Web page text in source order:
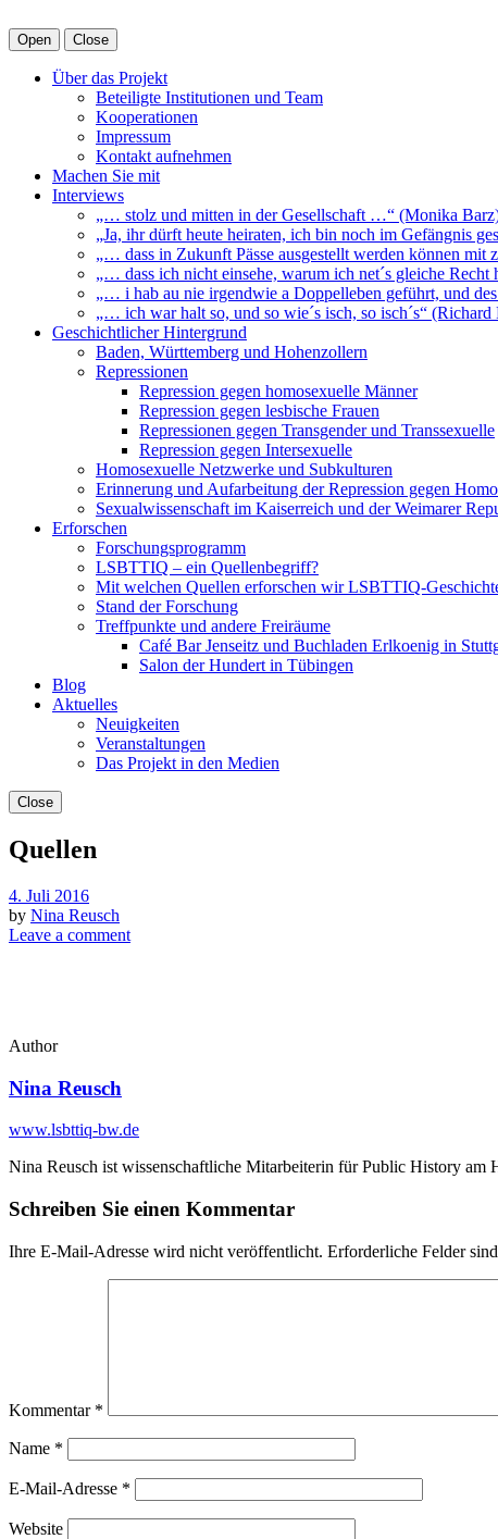
Open Close
Über das Projekt
Beteiligte Institutionen und Team
Kooperationen
Impressum
Kontakt aufnehmen
Machen Sie mit
Interviews
„… stolz und mitten in der Gesellschaft …“ (Monika
„Ja, ihr dürft heute heiraten, ich bin noch im Gefängnis
„… dass in Zukunft Pässe ausgestellt werden können
„… dass ich nicht einsehe, warum ich net´s gleiche Recht
„… i hab au nie irgendwie a Doppelleben geführt, und
„… ich war halt so, und so wie´s isch, so isch´s“
Geschichtlicher Hintergrund
Baden, Württemberg und Hohenzollern
Repressionen
Repression gegen homosexuelle Männer
Repression gegen lesbische Frauen
Repressionen gegen Transgender und Transsexuelle
Repression gegen Intersexuelle
Homosexuelle Netzwerke und Subkulturen
Erinnerung und Aufarbeitung der Repression gegen
Sexualwissenschaft im Kaiserreich und der Weimarer
Erforschen
Forschungsprogramm
LSBTTIQ – ein Quellenbegriff?
Mit welchen Quellen erforschen wir LSBTTIQ-
Stand der Forschung
Treffpunkte und andere Freiräume
Café Bar Jenseitz und Buchladen Erlkoenig in
Salon der Hundert in Tübingen
Blog
Aktuelles
Neuigkeiten
Veranstaltungen
Das Projekt in den Medien
Close
Quellen
4. Juli 2016
by Nina Reusch
Leave a comment
Author
Nina Reusch
www.lsbttiq-bw.de
Nina Reusch ist wissenschaftliche Mitarbeiterin für Public History am
Schreiben Sie einen Kommentar
Ihre E-Mail-Adresse wird nicht veröffentlicht. Erforderliche Felder
Kommentar *
Name *
E-Mail-Adresse *
Website